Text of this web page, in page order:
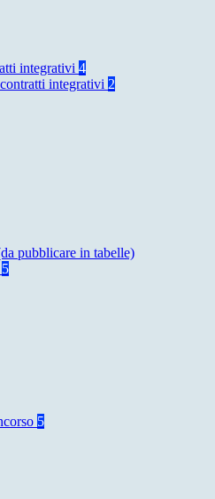
integrativi 4
integrativi 2
pubblicare in tabelle)
5
5